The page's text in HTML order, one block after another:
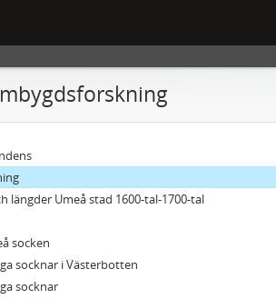
längder Umeå stad 1600-tal-1700-tal
socken
socknar i Västerbotten
socknar